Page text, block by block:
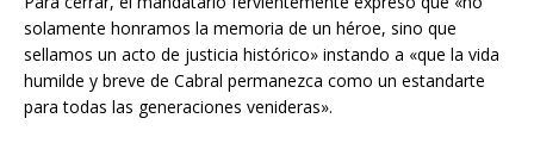
solamente honramos la memoria de un héroe, sino que
sellamos un acto de justicia histórico» instando a «que la vida
humilde y breve de Cabral permanezca como un estandarte
para todas las generaciones venideras».